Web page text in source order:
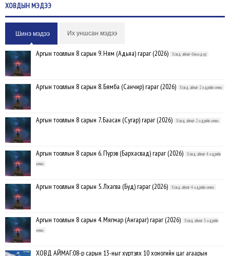
ХОВДЫНМЭДЭЭ
Шинэ мэдээ Их уншсан мэдээ
Аргын тооллын 8 сарын 9. Ням (Адьяа) гараг (2026) Ховд аймаг-Өнөөдөр
Аргын тооллын 8 сарын 8. Бямба (Санчир) гараг (2026) Ховд аймаг-2 өдрийн өмнө
Аргын тооллын 8 сарын 7. Баасан (Сугар) гараг (2026) Ховд аймаг-2 өдрийн өмнө
Аргын тооллын 8 сарын 6. Пүрэв (Бархасвад) гараг (2026)
Ховд аймаг-4 өдрийн
өмнө
Аргын тооллын 8 сарын 5. Лхагва (Буд) гараг (2026) Ховд аймаг-4 өдрийн өмнө
Аргын тооллын 8 сарын 4. Мягмар (Ангараг) гараг (2026)
Ховд аймаг-5 өдрийн
өмнө
ХОВД АЙМАГ:08-р сарын 13-ныг хүртэлх 10 хоногийн цаг агаарын